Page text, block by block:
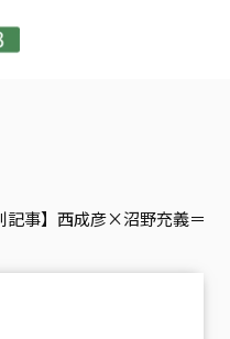
記事】西成彦×沼野充義＝